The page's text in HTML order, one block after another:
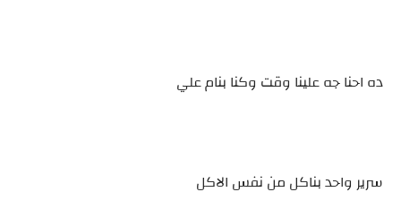
ده احنا جه علينا وقت وكنا بنام علي
سرير واحد بناكل من نفس الاكل